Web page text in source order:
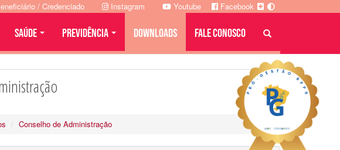
Conselho de Administração
/ Credenciado Instagram Youtube Facebook
SAÚDE PREVIDÊNCIA DOWNLOADS FALE CONOSCO